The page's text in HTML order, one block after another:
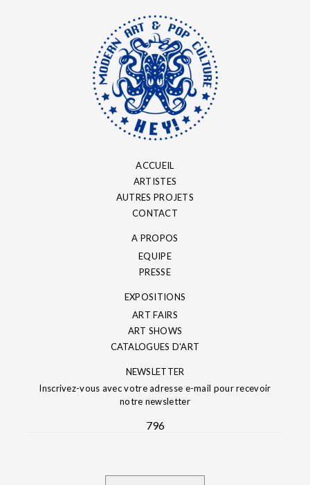
ACCUEIL
ARTISTES
AUTRES PROJETS
CONTACT
A PROPOS
EQUIPE
PRESSE
EXPOSITIONS
ART FAIRS
ART SHOWS
CATALOGUES D'ART
NEWSLETTER
Inscrivez-vous avec votre adresse e-mail pour recevoir
notre newsletter
796